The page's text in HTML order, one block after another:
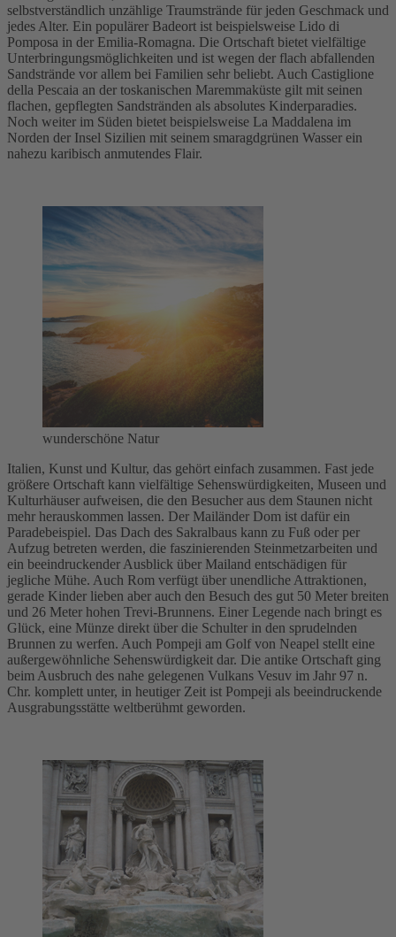
selbstverständlich unzählige Traumstrände für jeden Geschmack und
jedes Alter. Ein populärer Badeort ist beispielsweise Lido di
Pomposa in der Emilia-Romagna. Die Ortschaft bietet vielfältige
Unterbringungsmöglichkeiten und ist wegen der flach abfallenden
Sandstrände vor allem bei Familien sehr beliebt. Auch Castiglione
della Pescaia an der toskanischen Maremmaküste gilt mit seinen
flachen, gepflegten Sandstränden als absolutes Kinderparadies.
Noch weiter im Süden bietet beispielsweise La Maddalena im
Norden der Insel Sizilien mit seinem smaragdgrünen Wasser ein
nahezu karibisch anmutendes Flair.
wunderschöne Natur
Italien, Kunst und Kultur, das gehört einfach zusammen. Fast jede
größere Ortschaft kann vielfältige Sehenswürdigkeiten, Museen und
Kulturhäuser aufweisen, die den Besucher aus dem Staunen nicht
mehr herauskommen lassen. Der Mailänder Dom ist dafür ein
Paradebeispiel. Das Dach des Sakralbaus kann zu Fuß oder per
Aufzug betreten werden, die faszinierenden Steinmetzarbeiten und
ein beeindruckender Ausblick über Mailand entschädigen für
jegliche Mühe. Auch Rom verfügt über unendliche Attraktionen,
gerade Kinder lieben aber auch den Besuch des gut 50 Meter breiten
und 26 Meter hohen Trevi-Brunnens. Einer Legende nach bringt es
Glück, eine Münze direkt über die Schulter in den sprudelnden
Brunnen zu werfen. Auch Pompeji am Golf von Neapel stellt eine
außergewöhnliche Sehenswürdigkeit dar. Die antike Ortschaft ging
beim Ausbruch des nahe gelegenen Vulkans Vesuv im Jahr 97 n.
Chr. komplett unter, in heutiger Zeit ist Pompeji als beeindruckende
Ausgrabungsstätte weltberühmt geworden.